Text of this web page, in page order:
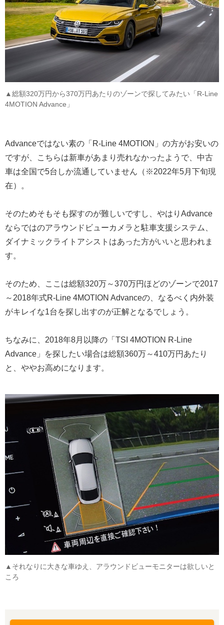
▲総額320万円から370万円あたりのゾーンで探してみたい「R-Line
4MOTION Advance」
Advanceではない素の「R-Line 4MOTION」の方がお安いの
ですが、こちらは新車があまり売れなかったようで、中古
車は全国で5台しか流通していません（※2022年5月下旬現
在）。
そのためそもそも探すのが難しいですし、やはりAdvance
ならではのアラウンドビューカメラと駐車支援システム、
ダイナミックライトアシストはあった方がいいと思われま
す。
そのため、ここは総額320万～370万円ほどのゾーンで2017
～2018年式R-Line 4MOTION Advanceの、なるべく内外装
がキレイな1台を探し出すのが正解となるでしょう。
ちなみに、2018年8月以降の「TSI 4MOTION R-Line
Advance」を探したい場合は総額360万～410万円あたり
と、ややお高めになります。
▲それなりに大きな車ゆえ、アラウンドビューモニターは欲しいと
ころ